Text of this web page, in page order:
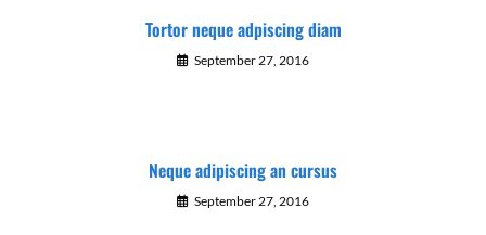
Tortor neque adpiscing diam
September 27, 2016
Neque adipiscing an cursus
September 27, 2016